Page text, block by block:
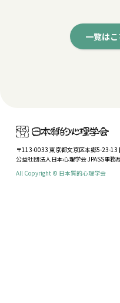
一覧はこ
〒113-0033 東京都文京区本郷5-23-13
公益社団法人日本心理学会 JPASS事務
All Copyright © 日本質的心理学会